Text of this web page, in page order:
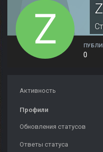
0
Активность
Профили
Обновления статусов
Ответы статуса